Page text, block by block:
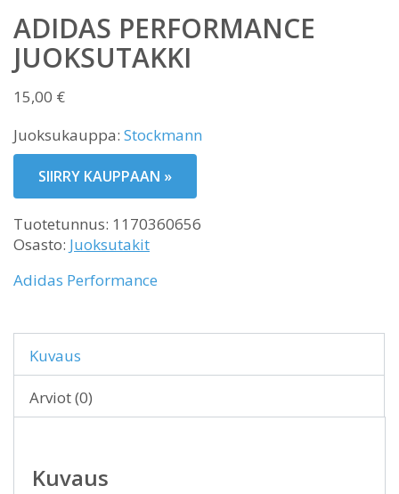
ADIDAS PERFORMANCE
JUOKSUTAKKI
15,00 €
Juoksukauppa: Stockmann
SIIRRY KAUPPAAN »
Tuotetunnus: 1170360656
Osasto: Juoksutakit
Adidas Performance
Kuvaus
Arviot (0)
Kuvaus